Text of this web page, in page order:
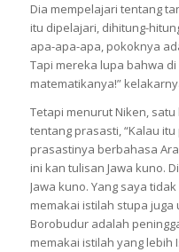
Dia mempelajari tentang
itu dipelajari, dihitung-
apa-apa-apa, pokoknya
Tapi mereka lupa bahwa
matematikanya!”
Tetapi menurut Niken,
tentang prasasti, “Kalau
prasastinya berbahasa
ini kan tulisan Jawa kuno.
Jawa kuno. Yang saya
memakai istilah stupa
Borobudur adalah
memakai istilah yang lebih